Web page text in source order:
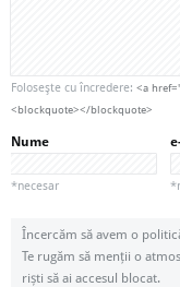
Foloseşte cu încredere: <a
<blockquote></blockquote>
Nume
*necesar
Încercăm să avem o
Te rugăm să menții o
riști să ai accesul blocat.